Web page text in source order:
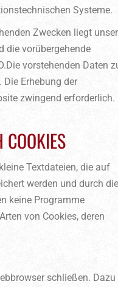
Systeme.
Zwecken liegt unser
die vorübergehende
vorstehenden Daten
Erhebung der
zwingend erforderlich.
COOKIES
Textdateien, die auf
werden und durch die
keine Programme
von Cookies, deren
schließen. Dazu